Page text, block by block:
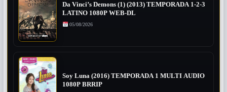
Da Vinci’s Demons (1) (2013) TEMPORADA 1-2-3
LATINO 1080P WEB-DL
05/08/2026
Soy Luna (2016) TEMPORADA 1 MULTI AUDIO
1080P BRRIP